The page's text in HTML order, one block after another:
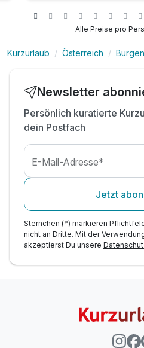
Tipp: Schloss Halbturn
Tipp: Neusiedler See
Alle Preise pro
Kurzurlaub Österreich
Newsletter
Persönlich kuratierte
dein Postfach
E-Mail-Adresse*
Jetzt
Sternchen (*) markieren
nicht an Dritte. Mit der
akzeptierst Du unsere